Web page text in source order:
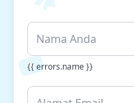
{{ errors.name }}